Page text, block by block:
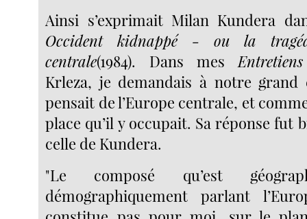
Ainsi s’exprimait Milan Kundera
Occident kidnappé - ou la
centrale(1984). Dans mesEntretiens
Krleza, je demandais à notre grand
pensait de l’Europe centrale, et
place qu’il y occupait. Sa réponse fut
celle de Kundera.
"Le composé qu’est
démographiquement parlant